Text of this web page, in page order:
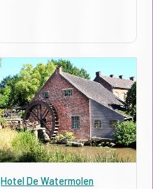
Hotel De Watermolen